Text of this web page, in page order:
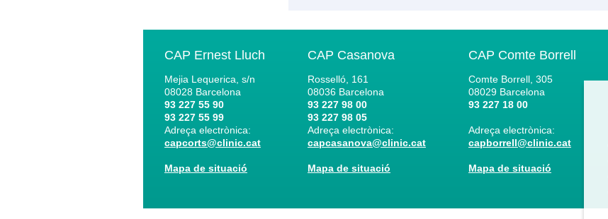
CAP Ernest Lluch
Mejia Lequerica, s/n
08028 Barcelona
93 227 55 90
93 227 55 99
Adreça electrònica:
capcorts@clinic.cat
Mapa de situació
CAP Casanova
Rosselló, 161
08036 Barcelona
93 227 98 00
93 227 98 05
Adreça electrònica:
capcasanova@clinic.cat
Mapa de situació
CAP Comte Borrell
Comte Borrell, 305
08029 Barcelona
93 227 18 00
Adreça electrònica:
capborrell@clinic.cat
Mapa de situació